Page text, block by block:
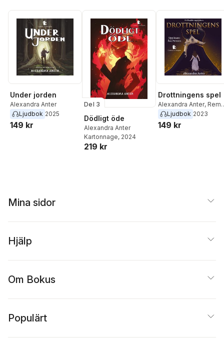
Under jorden
Alexandra Anter
Ljudbok 2025
149 kr
Del 3
Dödligt öde
Alexandra Anter
Kartonnage, 2024
219 kr
Drottningens spel
Alexandra Anter, Remy
Livang
Ljudbok 2023
149 kr
Mina sidor
Hjälp
Om Bokus
Populärt